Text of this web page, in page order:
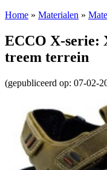
Home » Materialen »
ECCO X-serie:
treem terrein
(gepubliceerd op: 07-02-